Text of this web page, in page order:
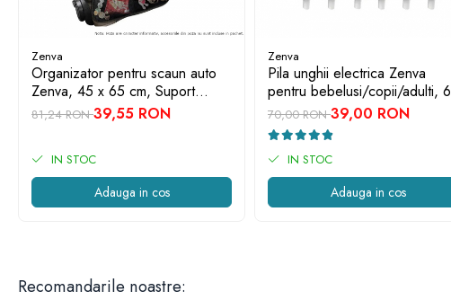
Zenva
Organizator pentru scaun auto
Zenva, 45 x 65 cm, Suport
Tableta, Impermeabil, Negru,
Protectie Scaun Auto, Spatar
81,24 RON39,55 RON
IN STOC
Adauga in cos
Zenva
Pila unghii electrica Zenva
pentru bebelusi/copii/adulti, 6
capete de schimb, verde
70,00 RON39,00 RON
IN STOC
Adauga in cos
Recomandarile noastre: